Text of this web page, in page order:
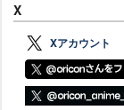
X
Xアカウント